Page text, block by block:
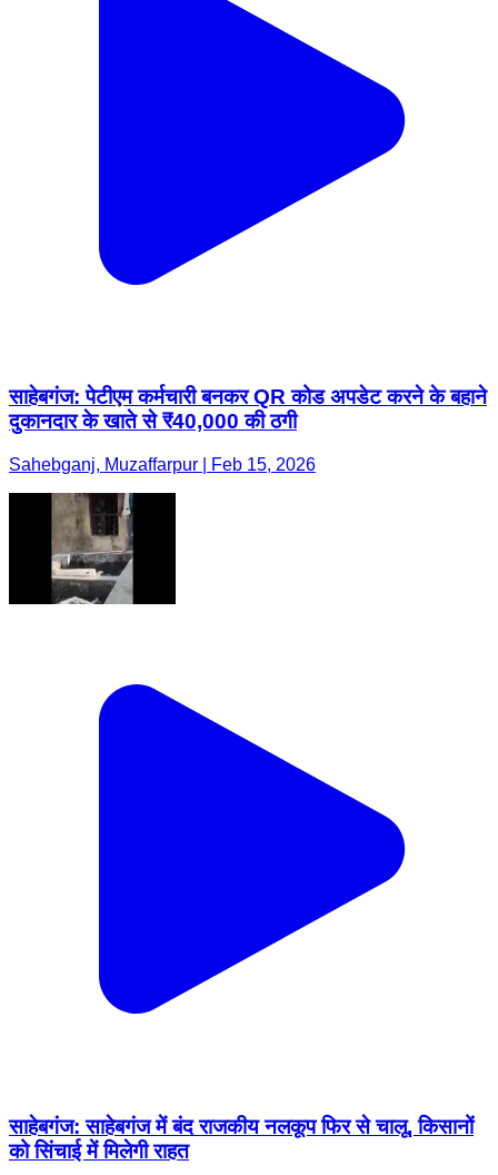
साहेबगंज: पेटीएम कर्मचारी बनकर QR कोड अपडेट करने के बहाने
दुकानदार के खाते से ₹40,000 की ठगी
Sahebganj, Muzaffarpur | Feb 15, 2026
साहेबगंज: साहेबगंज में बंद राजकीय नलकूप फिर से चालू, किसानों
को सिंचाई में मिलेगी राहत